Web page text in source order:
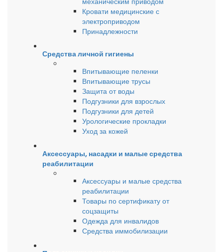
Кровати медицинские с
электроприводом
Принадлежности
Средства личной гигиены
Впитывающие пеленки
Впитывающие трусы
Защита от воды
Подгузники для взрослых
Подгузники для детей
Урологические прокладки
Уход за кожей
Аксессуары, насадки и малые средства
реабилитации
Аксессуары и малые средства
реабилитации
Товары по сертификату от
соцзащиты
Одежда для инвалидов
Средства иммобилизации